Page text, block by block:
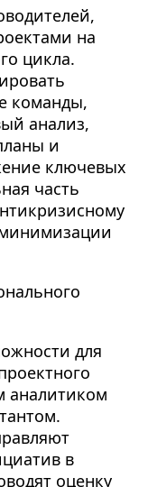
на
цикла.
команды,
анализ,
и
ключевых
часть
для
аналитиком
в
оценку